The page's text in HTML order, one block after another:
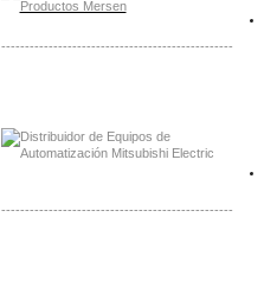
-------------------------------------------------
-------------------------------------------------